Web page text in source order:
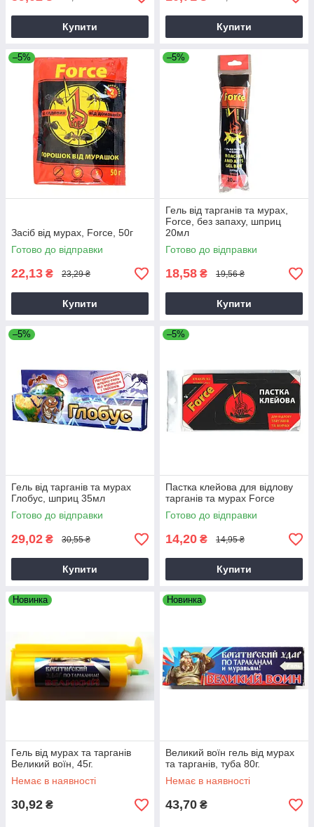
Купити Купити
–5%
Засіб від мурах, Force, 50г
Готово до відправки
22,13 ₴ 23,29 ₴
Купити
–5%
Гель від тарганів та мурах,
Force, без запаху, шприц
20мл
Готово до відправки
18,58 ₴ 19,56 ₴
Купити
–5%
Гель від тарганів та мурах
Глобус, шприц 35мл
Готово до відправки
29,02 ₴ 30,55 ₴
Купити
–5%
Пастка клейова для відлову
тарганів та мурах Force
Готово до відправки
14,20 ₴ 14,95 ₴
Купити
Новинка
Гель від мурах та тарганів
Великий воїн, 45г.
Немає в наявності
30,92 ₴
Новинка
Великий воїн гель від мурах
та тарганів, туба 80г.
Немає в наявності
43,70 ₴